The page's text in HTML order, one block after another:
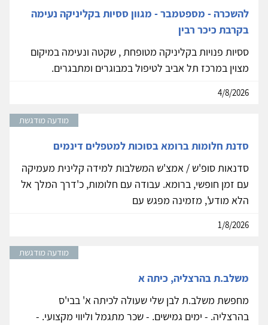
להשכרה - מספטמבר - מגוון ססיות בקליניקה נעימה
בקרבת כיכר רבין
ססיות פנויות בקליניקה מטופחת , שקטה ונעימה במיקום
מצוין במרכז תל אביב לטיפול במבוגרים ומתבגרים.
4/8/2026
מודעה מודגשת
סדנת חלומות ברומא בסוכות למטפלים דינמים
סדנאות סופ'ש / אמצ'ש המשלבות למידה קלינית מעמיקה
עם זמן חופשי, ברומא. עבודה עם חלומות, כ'דרך המלך אל
הלא מודע', מזמינה מפגש עם
1/8/2026
מודעה מודגשת
משלב.ת בהרצליה, כיתה א
מחפשת משלב.ת לבן שלי שעולה לכיתה א' בבי'ס
בהרצליה. - ימים גמישים. - שכר מתגמל וליווי מקצועי. -